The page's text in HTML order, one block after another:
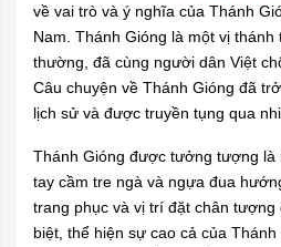
về vai trò và ý nghĩa của Thánh
Nam. Thánh Gióng là một vị
thường, đã cùng người dân Việt
Câu chuyện về Thánh Gióng đã
lịch sử và được truyền tụng qua
Thánh Gióng được tưởng tượng là
tay cầm tre ngà và ngựa đua
trang phục và vị trí đặt chân
biệt, thể hiện sự cao cả của